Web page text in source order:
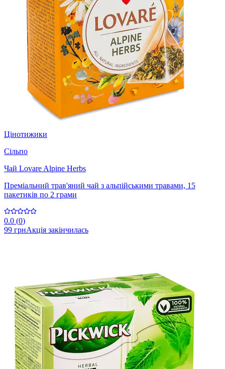
Цінотижики
Сільпо
Чай Lovare Alpine Herbs
Преміальний трав'яний чай з альпійськими травами, 15
пакетиків по 2 грами
0.0 (0)
99 грнАкція закінчилась